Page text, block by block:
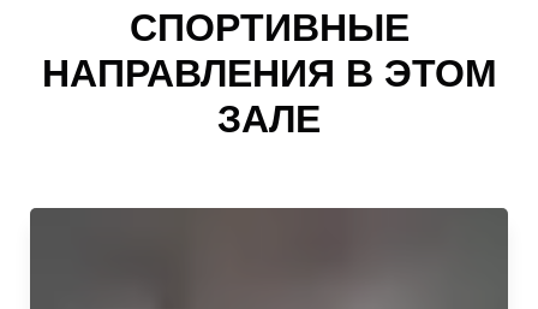
СПОРТИВНЫЕ
НАПРАВЛЕНИЯ В ЭТОМ
ЗАЛЕ